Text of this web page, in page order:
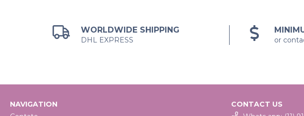
WORLDWIDE SHIPPING
DHL EXPRESS or
NAVIGATION
CONTACT US